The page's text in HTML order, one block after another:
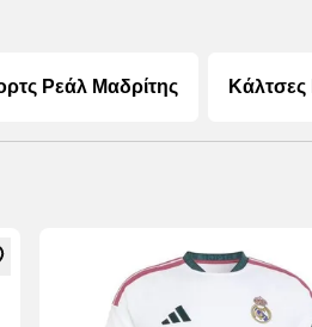
ό, τι ψάχνετε. Το διαδικτυακό μας
κιτ, προπονητικά ρούχα,
Ρεάλ Μαδρίτης Κάλτσες
να εγγραφείτε ως μέλος
Ανοίγει ένα Modal για να